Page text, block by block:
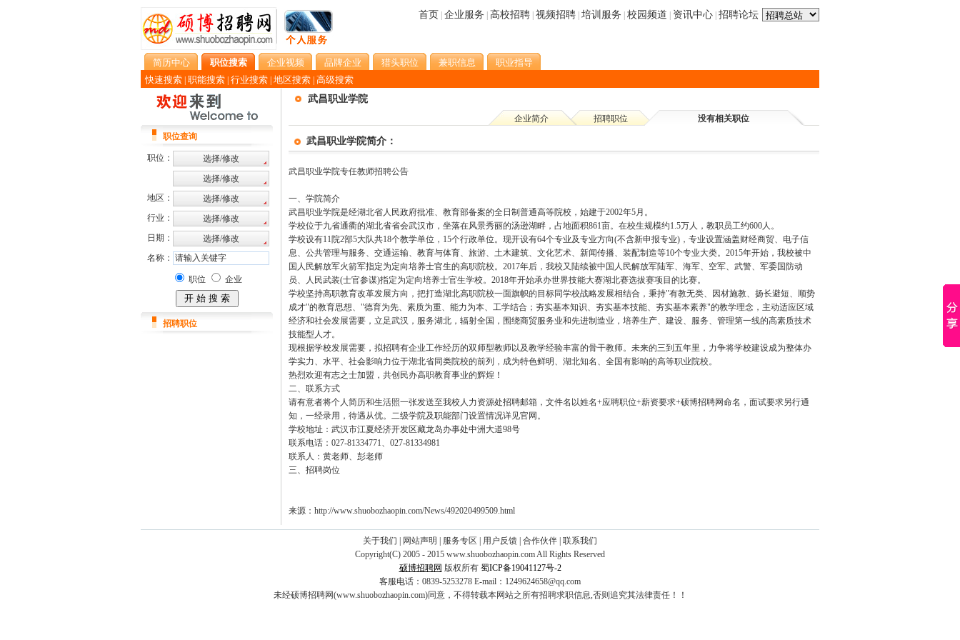
首页 企业服务 高校招聘 视频招聘 培训服务 校园频道 资讯中心 招聘论坛
简历中心 职位搜索 企业视频 品牌企业 猎头职位 兼职信息
职业指导
快速搜索 职能搜索 行业搜索 地区搜索 高级搜索
职位查询
职位：
地区：
行业：
日期：
名称：
职位 企业
招聘职位
武昌职业学院
企业简介 招聘职位 没有相关职位
武昌职业学院简介：
武昌职业学院专任教师招聘公告
一、学院简介
武昌职业学院是经湖北省人民政府批准、教育部备案的全日制普通高等院校，始建于2002年5月。
学校位于九省通衢的湖北省省会武汉市，坐落在风景秀丽的汤逊湖畔，占地面积861亩。在校生规模约1.5万人，教职员工约600人。
学校设有11院2部5大队共18个教学单位，15个行政单位。现开设有64个专业及专业方向(不含新申报专业)，专业设置涵盖财经商贸、电子信
息、公共管理与服务、交通运输、教育与体育、旅游、土木建筑、文化艺术、新闻传播、装配制造等10个专业大类。2015年开始，我校被中
国人民解放军火箭军指定为定向培养士官生的高职院校。2017年后，我校又陆续被中国人民解放军陆军、海军、空军、武警、军委国防动
员、人民武装(士官参谋)指定为定向培养士官生学校。2018年开始承办世界技能大赛湖北赛选拔赛项目的比赛。
学校坚持高职教育改革发展方向，把打造湖北高职院校一面旗帜的目标同学校战略发展相结合，秉持"有教无类、因材施教、扬长避短、顺势
成才"的教育思想、"德育为先、素质为重、能力为本、工学结合；夯实基本知识、夯实基本技能、夯实基本素养"的教学理念，主动适应区域
经济和社会发展需要，立足武汉，服务湖北，辐射全国，围绕商贸服务业和先进制造业，培养生产、建设、服务、管理第一线的高素质技术
技能型人才。
现根据学校发展需要，拟招聘有企业工作经历的双师型教师以及教学经验丰富的骨干教师。未来的三到五年里，力争将学校建设成为整体办
学实力、水平、社会影响力位于湖北省同类院校的前列，成为特色鲜明、湖北知名、全国有影响的高等职业院校。
热烈欢迎有志之士加盟，共创民办高职教育事业的辉煌！
二、联系方式
请有意者将个人简历和生活照一张发送至我校人力资源处招聘邮箱，文件名以姓名+应聘职位+薪资要求+硕博招聘网命名，面试要求另行通
知，一经录用，待遇从优。二级学院及职能部门设置情况详见官网。
学校地址：武汉市江夏经济开发区藏龙岛办事处中洲大道98号
联系电话：027-81334771、027-81334981
联系人：黄老师、彭老师
三、招聘岗位
来源：http://www.shuobozhaopin.com/News/492020499509.html
关于我们 网站声明 服务专区 用户反馈 合作伙伴 联系我们
Copyright(C) 2005 - 2015 www.shuobozhaopin.com All Rights Reserved
硕博招聘网 版权所有 蜀ICP备19041127号-2
客服电话：0839-5253278 E-mail：1249624658@qq.com
未经硕博招聘网(www.shuobozhaopin.com)同意，不得转载本网站之所有招聘求职信息,否则追究其法律责任！！